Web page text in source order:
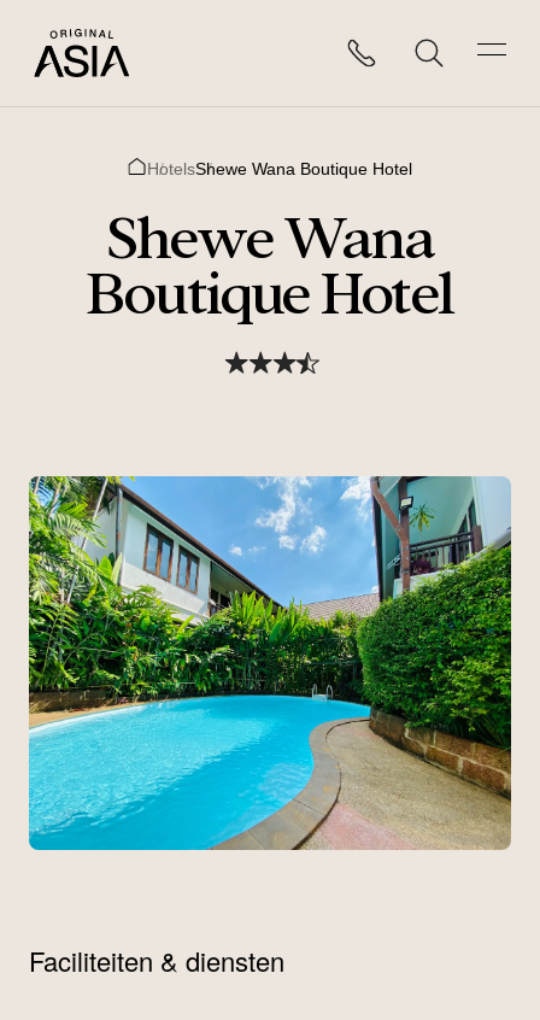
HotelsShewe Wana Boutique Hotel
Shewe Wana
Boutique Hotel
Faciliteiten & diensten